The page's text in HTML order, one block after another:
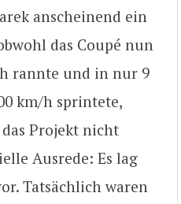
anscheinend ein
das Coupé nun
rannte und in nur 9
km/h sprintete,
Projekt nicht
Ausrede: Es lag
Tatsächlich waren